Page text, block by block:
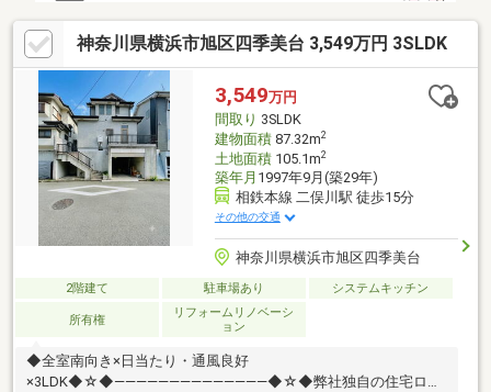
神奈川県横浜市旭区四季美台 3,549万円 3SLDK
3,549万円
間取り 3SLDK
建物面積87.32m2
土地面積105.1m2
築年月 1997年9月(築29年)
相鉄本線 二俣川駅 徒歩15分
その他の交通
神奈川県横浜市旭区四季美台
2階建て 駐車場あり システムキッチン
所有権
リフォームリノベーシ
ョン
◆全室南向き×日当たり・通風良好
×3LDK◆☆◆――――――――――――――◆☆◆弊社独自の住宅ロー